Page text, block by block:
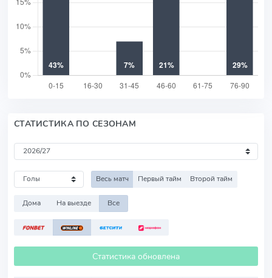
СТАТИСТИКА ПО СЕЗОНАМ
Весь матч Первый тайм Второй тайм
Дома На выезде Все
Статистика обновлена